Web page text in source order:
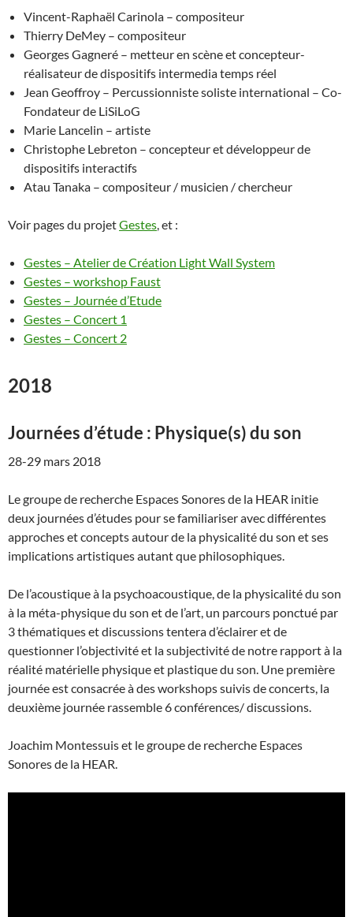
Vincent-Raphaël Carinola – compositeur
Thierry DeMey – compositeur
Georges Gagneré – metteur en scène et concepteur-
réalisateur de dispositifs intermedia temps réel
Jean Geoffroy – Percussionniste soliste international – Co-
Fondateur de LiSiLoG
Marie Lancelin – artiste
Christophe Lebreton – concepteur et développeur de
dispositifs interactifs
Atau Tanaka – compositeur / musicien / chercheur
Voir pages du projetGestes, et :
Gestes – Atelier de Création Light Wall System
Gestes – workshop Faust
Gestes – Journée d’Etude
Gestes – Concert 1
Gestes – Concert 2
2018
Journées d’étude : Physique(s) du son
28-29 mars 2018
Le groupe de recherche Espaces Sonores de la HEAR initie
deux journées d’études pour se familiariser avec différentes
approches et concepts autour de la physicalité du son et ses
implications artistiques autant que philosophiques.
De l’acoustique à la psychoacoustique, de la physicalité du son
à la méta-physique du son et de l’art, un parcours ponctué par
3 thématiques et discussions tentera d’éclairer et de
questionner l’objectivité et la subjectivité de notre rapport à la
réalité matérielle physique et plastique du son. Une première
journée est consacrée à des workshops suivis de concerts, la
deuxième journée rassemble 6 conférences/ discussions.
Joachim Montessuis et le groupe de recherche Espaces
Sonores de la HEAR.